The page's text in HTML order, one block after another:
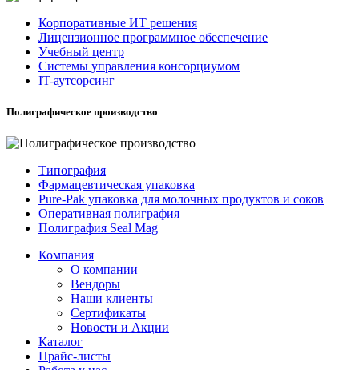
Корпоративные ИТ решения
Лицензионное программное обеспечение
Учебный центр
Системы управления консорциумом
IT-аутсорсинг
Полиграфическое производство
Типография
Фармацевтическая упаковка
Pure-Pak упаковка для молочных продуктов и соков
Оперативная полиграфия
Полиграфия Seal Mag
Компания
О компании
Вендоры
Наши клиенты
Сертификаты
Новости и Акции
Каталог
Прайс-листы